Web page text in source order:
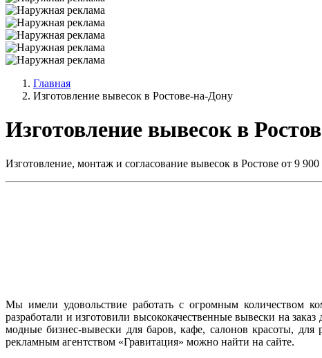
Главная
Изготовление вывесок в Ростове-на-Дону
Изготовление вывесок в
Изготовление, монтаж и согласование вывесок в Ростове от 9
Мы имели удовольствие работать с огромным
разработали и изготовили высококачественные вывески на
модные бизнес-вывески для баров, кафе, салонов красоты,
рекламным агентством «Гравитация» можно найти на сайте.